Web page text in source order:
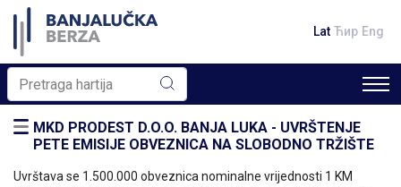
Lat Ћир Eng
MKD PRODEST D.O.O. BANJA LUKA - UVRŠTENJE
PETE EMISIJE OBVEZNICA NA SLOBODNO TRŽIŠTE
Uvrštava se 1.500.000 obveznica nominalne vrijednosti 1 KM